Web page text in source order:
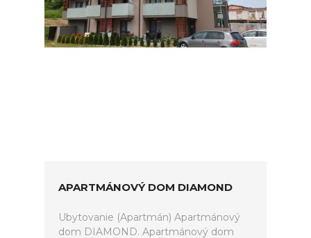
APARTMÁNOVÝ DOM DIAMOND
Ubytovanie (Apartmán) Apartmánový
dom DIAMOND. Apartmánový dom